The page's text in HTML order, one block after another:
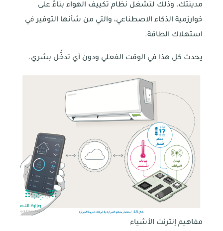
مدينتك، وذلك لتُشغل نظام تكييف الهواء بناءً على
خوارزمية الذكاء الاصطناعي، والتي من شأنها التوفير في
استهلاك الطاقة.
يحدث كل هذا في الوقت الفعلي ودون أي تدخُّل بشري.
مفاهيم إنترنت الأشياء